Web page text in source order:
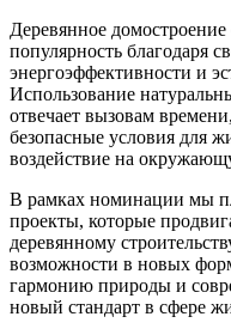
Деревянное
популярность благодаря
энергоэффективности и
Использование
отвечает вызовам
безопасные условия для
воздействие на
В рамках номинации мы
проекты, которые
деревянному
возможности в новых
гармонию природы и
новый стандарт в сфере